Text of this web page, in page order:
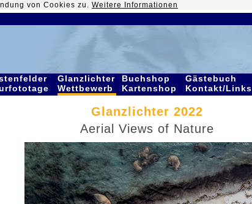
von Cookies zu. Weitere Informationen
Glanzlichter
Wettbewerb
Buchshop
Kartenshop
Gästebuch
Kontakt/Links
Glanzlichter 2022
Aerial Views of Nature